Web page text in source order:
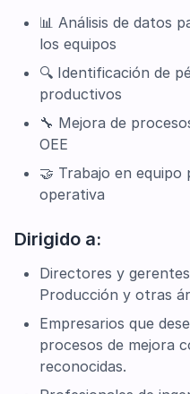
📊 Análisis de datos
los equipos
🔍 Identificación de
productivos
🔧 Mejora de
OEE
🤝 Trabajo en
operativa
Dirigido a:
Directores y
Producción y otras
Empresarios que
procesos de mejora
reconocidas.